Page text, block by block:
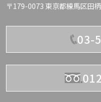
〒179-0073 東京都練馬区田
03-